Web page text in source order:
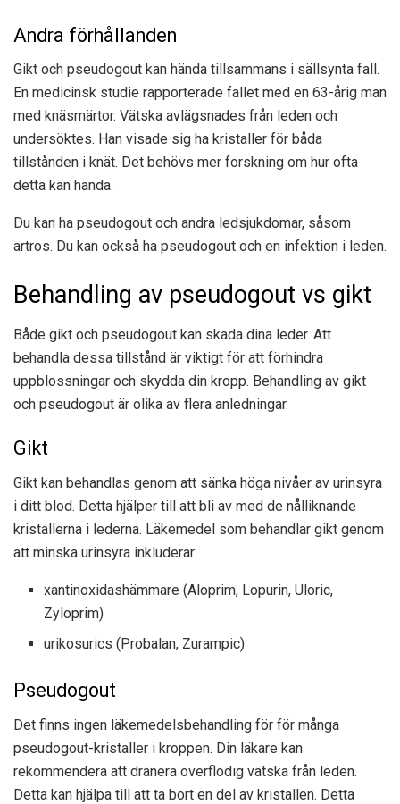
Andra förhållanden
Gikt och pseudogout kan hända tillsammans i sällsynta fall.
En medicinsk studie rapporterade fallet med en 63-årig man
med knäsmärtor. Vätska avlägsnades från leden och
undersöktes. Han visade sig ha kristaller för båda
tillstånden i knät. Det behövs mer forskning om hur ofta
detta kan hända.
Du kan ha pseudogout och andra ledsjukdomar, såsom
artros. Du kan också ha pseudogout och en infektion i leden.
Behandling av pseudogout vs gikt
Både gikt och pseudogout kan skada dina leder. Att
behandla dessa tillstånd är viktigt för att förhindra
uppblossningar och skydda din kropp. Behandling av gikt
och pseudogout är olika av flera anledningar.
Gikt
Gikt kan behandlas genom att sänka höga nivåer av urinsyra
i ditt blod. Detta hjälper till att bli av med de nålliknande
kristallerna i lederna. Läkemedel som behandlar gikt genom
att minska urinsyra inkluderar:
xantinoxidashämmare (Aloprim, Lopurin, Uloric,
Zyloprim)
urikosurics (Probalan, Zurampic)
Pseudogout
Det finns ingen läkemedelsbehandling för för många
pseudogout-kristaller i kroppen. Din läkare kan
rekommendera att dränera överflödig vätska från leden.
Detta kan hjälpa till att ta bort en del av kristallen. Detta